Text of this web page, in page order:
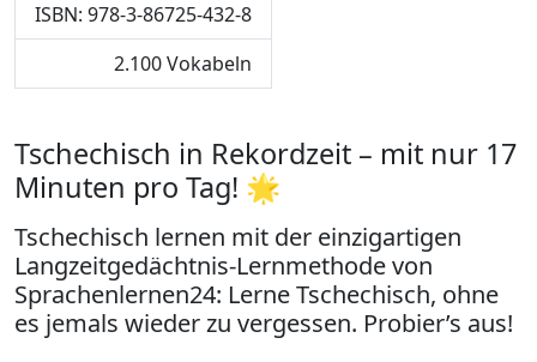
ISBN: 978-3-86725-432-8
2.100 Vokabeln
Tschechisch in Rekordzeit – mit nur 17
Minuten pro Tag! 🌟
Tschechisch lernen mit der einzigartigen
Langzeitgedächtnis-Lernmethode von
Sprachenlernen24: Lerne Tschechisch, ohne
es jemals wieder zu vergessen. Probier’s aus!